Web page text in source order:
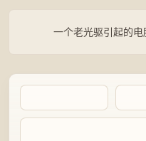
一个老光驱引起的电